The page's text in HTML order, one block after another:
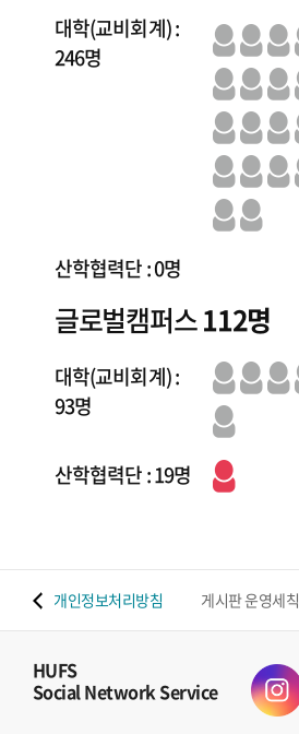
대학(교비회계) :
246명
산학협력단 : 0명
글로벌캠퍼스112명
대학(교비회계) :
93명
산학협력단 : 19명
개인정보처리방침 게시판 운영세칙
HUFS
Social Network Service